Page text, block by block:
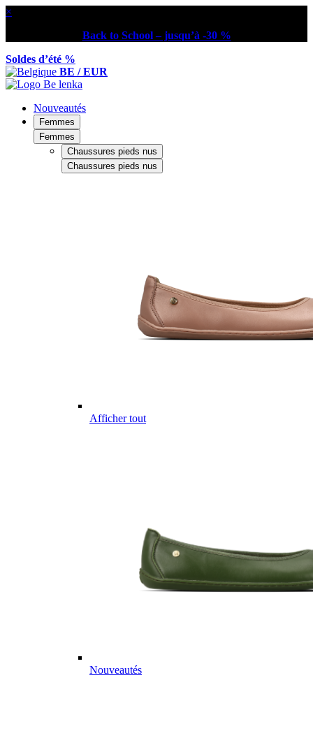
×
Back to School – jusqu’à -30 %
Soldes d’été %
BE / EUR
Nouveautés
Femmes
Femmes
Chaussures pieds nus
Chaussures pieds nus
Afficher tout
Nouveautés